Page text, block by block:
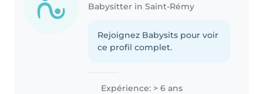
Babysitter in Saint-Rémy
Rejoignez Babysits pour voir
ce profil complet.
Expérience: > 6 ans